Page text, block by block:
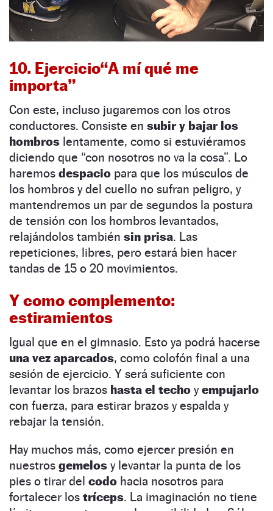
10. Ejercicio“A mí qué me
importa”
Con este, incluso jugaremos con los otros
conductores. Consiste en subir y bajar los
hombros lentamente, como si estuviéramos
diciendo que “con nosotros no va la cosa”. Lo
haremos despacio para que los músculos de
los hombros y del cuello no sufran peligro, y
mantendremos un par de segundos la postura
de tensión con los hombros levantados,
relajándolos también sin prisa. Las
repeticiones, libres, pero estará bien hacer
tandas de 15 o 20 movimientos.
Y como complemento:
estiramientos
Igual que en el gimnasio. Esto ya podrá hacerse
una vez aparcados, como colofón final a una
sesión de ejercicio. Y será suficiente con
levantar los brazos hasta el techo yempujarlo
con fuerza, para estirar brazos y espalda y
rebajar la tensión.
Hay muchos más, como ejercer presión en
nuestros gemelos y levantar la punta de los
pies o tirar del codo hacia nosotros para
fortalecer los tríceps. La imaginación no tiene